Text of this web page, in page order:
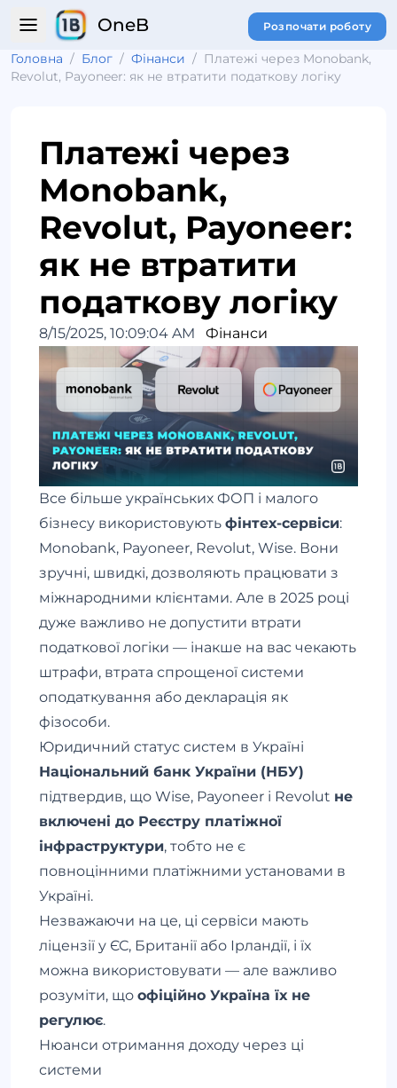
OneB Розпочати роботу
Головна / Блог / Фінанси / Платежі через Monobank,
Revolut, Payoneer: як не втратити податкову логіку
Платежі через
Monobank,
Revolut, Payoneer:
як не втратити
податкову логіку
8/15/2025, 10:09:04 AM Фінанси
Все більше українських ФОП і малого
бізнесу використовують фінтех-сервіси:
Monobank, Payoneer, Revolut, Wise. Вони
зручні, швидкі, дозволяють працювати з
міжнародними клієнтами. Але в 2025 році
дуже важливо не допустити втрати
податкової логіки — інакше на вас чекають
штрафи, втрата спрощеної системи
оподаткування або декларація як
фізособи.
Юридичний статус систем в Україні
Національний банк України (НБУ)
підтвердив, що Wise, Payoneer і Revolut не
включені до Реєстру платіжної
інфраструктури, тобто не є
повноцінними платіжними установами в
Україні.
Незважаючи на це, ці сервіси мають
ліцензії у ЄС, Британії або Ірландії, і їх
можна використовувати — але важливо
розуміти, що офіційно Україна їх не
регулює.
Нюанси отримання доходу через ці
системи